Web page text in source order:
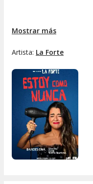
Mostrar más
Artista: La Forte